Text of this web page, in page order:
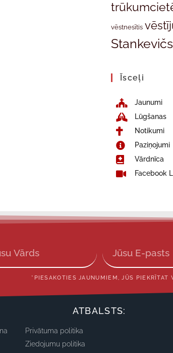
vēstnesītis
Stankevičs
Īsceļi
Jaunumi
Lūgšanas
Notikumi
Paziņojumi
Vārdnīca
Facebook
*PIESAKOTIES JAUNUMIEM, JŪS PIEKRĪTAT
ATBALSTS:
Privātuma politika
Ziedojumu politika